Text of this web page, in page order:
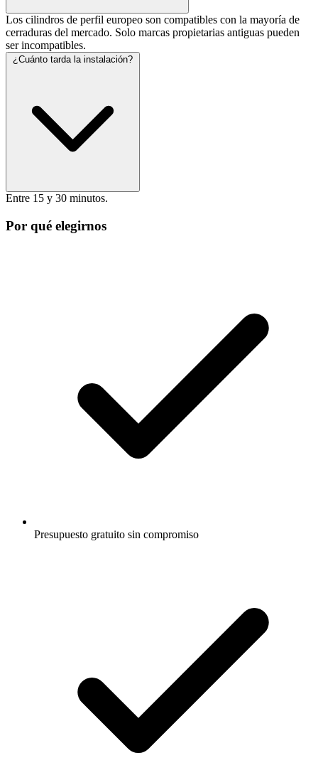
Los cilindros de perfil europeo son compatibles con la mayoría de
cerraduras del mercado. Solo marcas propietarias antiguas pueden
ser incompatibles.
¿Cuánto tarda la instalación?
Entre 15 y 30 minutos.
Por qué elegirnos
Presupuesto gratuito sin compromiso